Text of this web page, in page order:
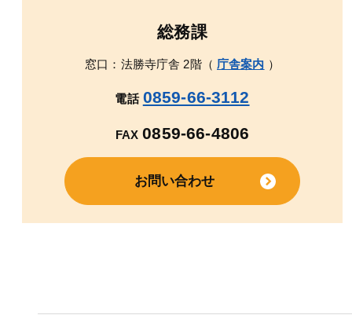
総務課
窓口：法勝寺庁舎 2階（ 庁舎案内 ）
電話 0859-66-3112
FAX 0859-66-4806
お問い合わせ